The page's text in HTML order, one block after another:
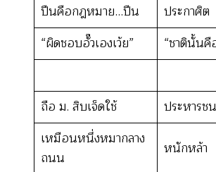
ปืนคือกฎหมาย…ปืน
ประกาศิต
“ผิดชอบอั๊วเองเว้ย”
“ชาตินั้นคื
ถือ ม. สิบเจ็ดใช้
ประหารชน
เหมือนหนึ่งหมากลาง
ถนน
หนักหล้า